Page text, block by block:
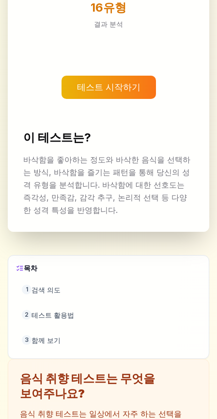
16유형
결과 분석
테스트 시작하기
이 테스트는?
바삭함을 좋아하는 정도와 바삭한 음식을 선택하
는 방식, 바삭함을 즐기는 패턴을 통해 당신의 성
격 유형을 분석합니다. 바삭함에 대한 선호도는
즉각성, 만족감, 감각 추구, 논리적 선택 등 다양
한 성격 특성을 반영합니다.
목차
1 검색 의도
2 테스트 활용법
3 함께 보기
음식 취향 테스트는 무엇을
보여주나요?
음식 취향 테스트는 일상에서 자주 하는 선택을